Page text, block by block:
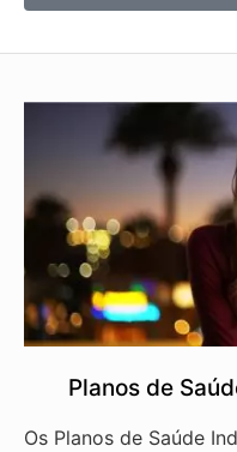
Planos de
Os Planos de Saúde